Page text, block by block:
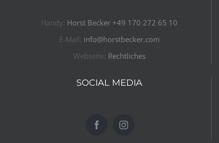
Handy: Horst Becker ​+49 170 272 65 10​
E-Mail: info@horstbecker.com
Webseite: Rechtliches
SOCIAL MEDIA